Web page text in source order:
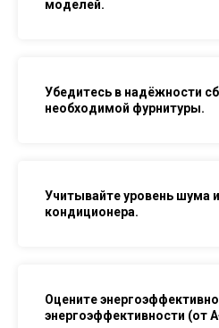
моделей.
Убедитесь в надёжности
необходимой фурнитуры.
Учитывайте уровень шума
кондиционера.
Оцените
энергоэффективности (от